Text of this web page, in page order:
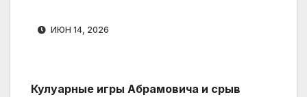
ИЮН 14, 2026
Кулуарные игры Абрамовича и срыв